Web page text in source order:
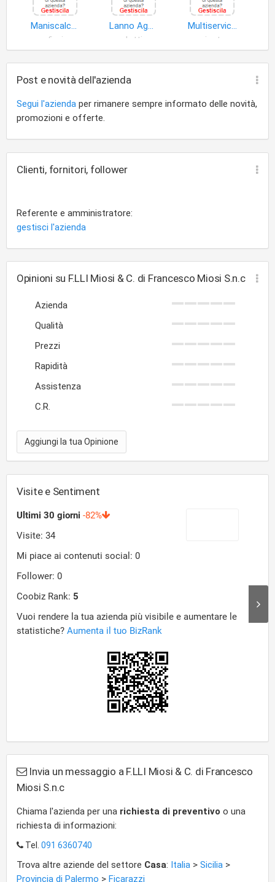
Maniscalco Francesco Paolo
fiori
Lanno Agostino
Multiservice Grasso di Grasso Anna Maria
piante
Post e novità dell'azienda
Segui l'azienda per rimanere sempre informato delle novità,
promozioni e offerte.
Clienti, fornitori, follower
Referente e amministratore:
gestisci l'azienda
Opinioni su F.LLI Miosi & C. di Francesco Miosi S.n.c
Azienda
Qualità
Prezzi
Rapidità
Assistenza
C.R.
Aggiungi la tua Opinione
Visite e Sentiment
Invia un messaggio a F.LLI Miosi & C. di Francesco
Miosi S.n.c
Chiama l'azienda per una richiesta di preventivo o una
richiesta di informazioni:
Tel. 091 6360740
Trova altre aziende del settore Casa: Italia > Sicilia >
Provincia di Palermo > Ficarazzi